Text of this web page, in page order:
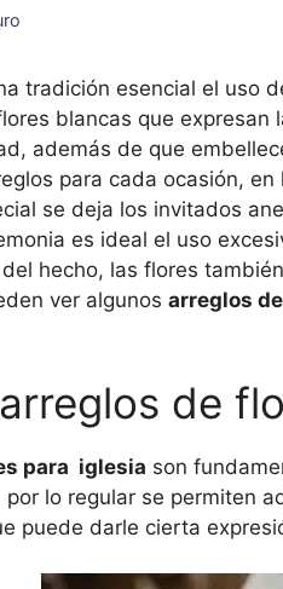
tradición esencial el uso
blancas que expresan
además de que
para cada ocasión,
se deja los invitados
es ideal el uso
hecho, las flores
ver algunos arreglos
de
para iglesia son
por lo regular se permiten
puede darle cierta